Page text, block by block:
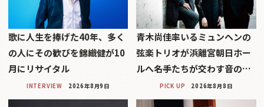
歌に人生を捧げた40年、多く
の人にその歓びを錦織健が10
月にリサイタル
INTERVIEW 2026年8月9日
青木尚佳率いるミュンヘンの
弦楽トリオが浜離宮朝日ホー
ルへ――名手たちが交わす音の…
PICK UP 2026年8月8日